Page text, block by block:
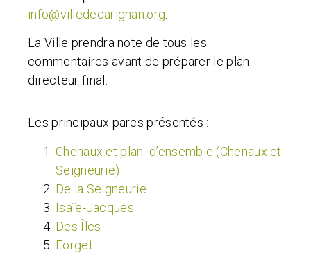
info@villedecarignan.org
La Ville prendra note de tous les
commentaires avant de préparer le plan
directeur final.
Les principaux parcs présentés :
Chenaux et plan d’ensemble (Chenaux et
Seigneurie)
De la Seigneurie
Isaïe-Jacques
Des Îles
Forget